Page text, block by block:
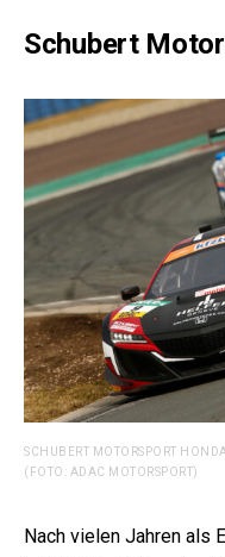
Schubert
SCHUBERT MOTORSPORT
(FOTO: ADAC MOTORSPORT)
Nach vielen Jahren als